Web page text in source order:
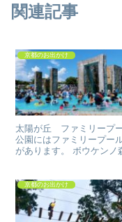
関連記事
京都のお出かけ
太陽が丘 ファミリープ
公園にはファミリープー
があります。 ボウケンノ
京都のお出かけ